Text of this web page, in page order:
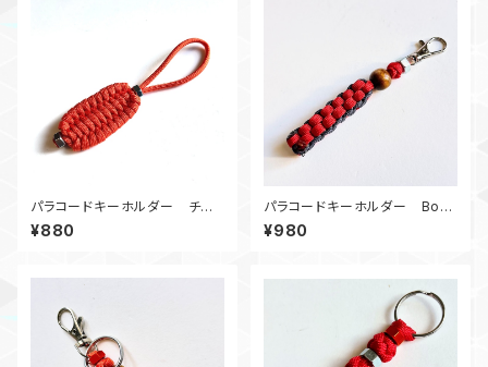
パラコードキーホルダー チャ
ーム トリロバイトN2 オレン
ジ
¥880
パラコードキーホルダー Box_
ウッドビーズ_M6_ 赤ネイビー
¥980